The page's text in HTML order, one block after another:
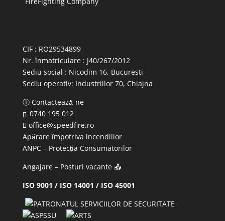
CIF : RO29534899
Nr. înmatriculare : J40/267/2012
Sediu social : Nicodim 16, Bucuresti
Sediu operativ: Industriilor 70, Chiajna
ⓘ Contactează-ne
0740 195 012
office@speedfire.ro
Apărare împotriva incendiilor
ANPC– Protecția Consumatorilor
Angajare – Posturi vacante📤
ISO 9001 / ISO 14001 / ISO 45001